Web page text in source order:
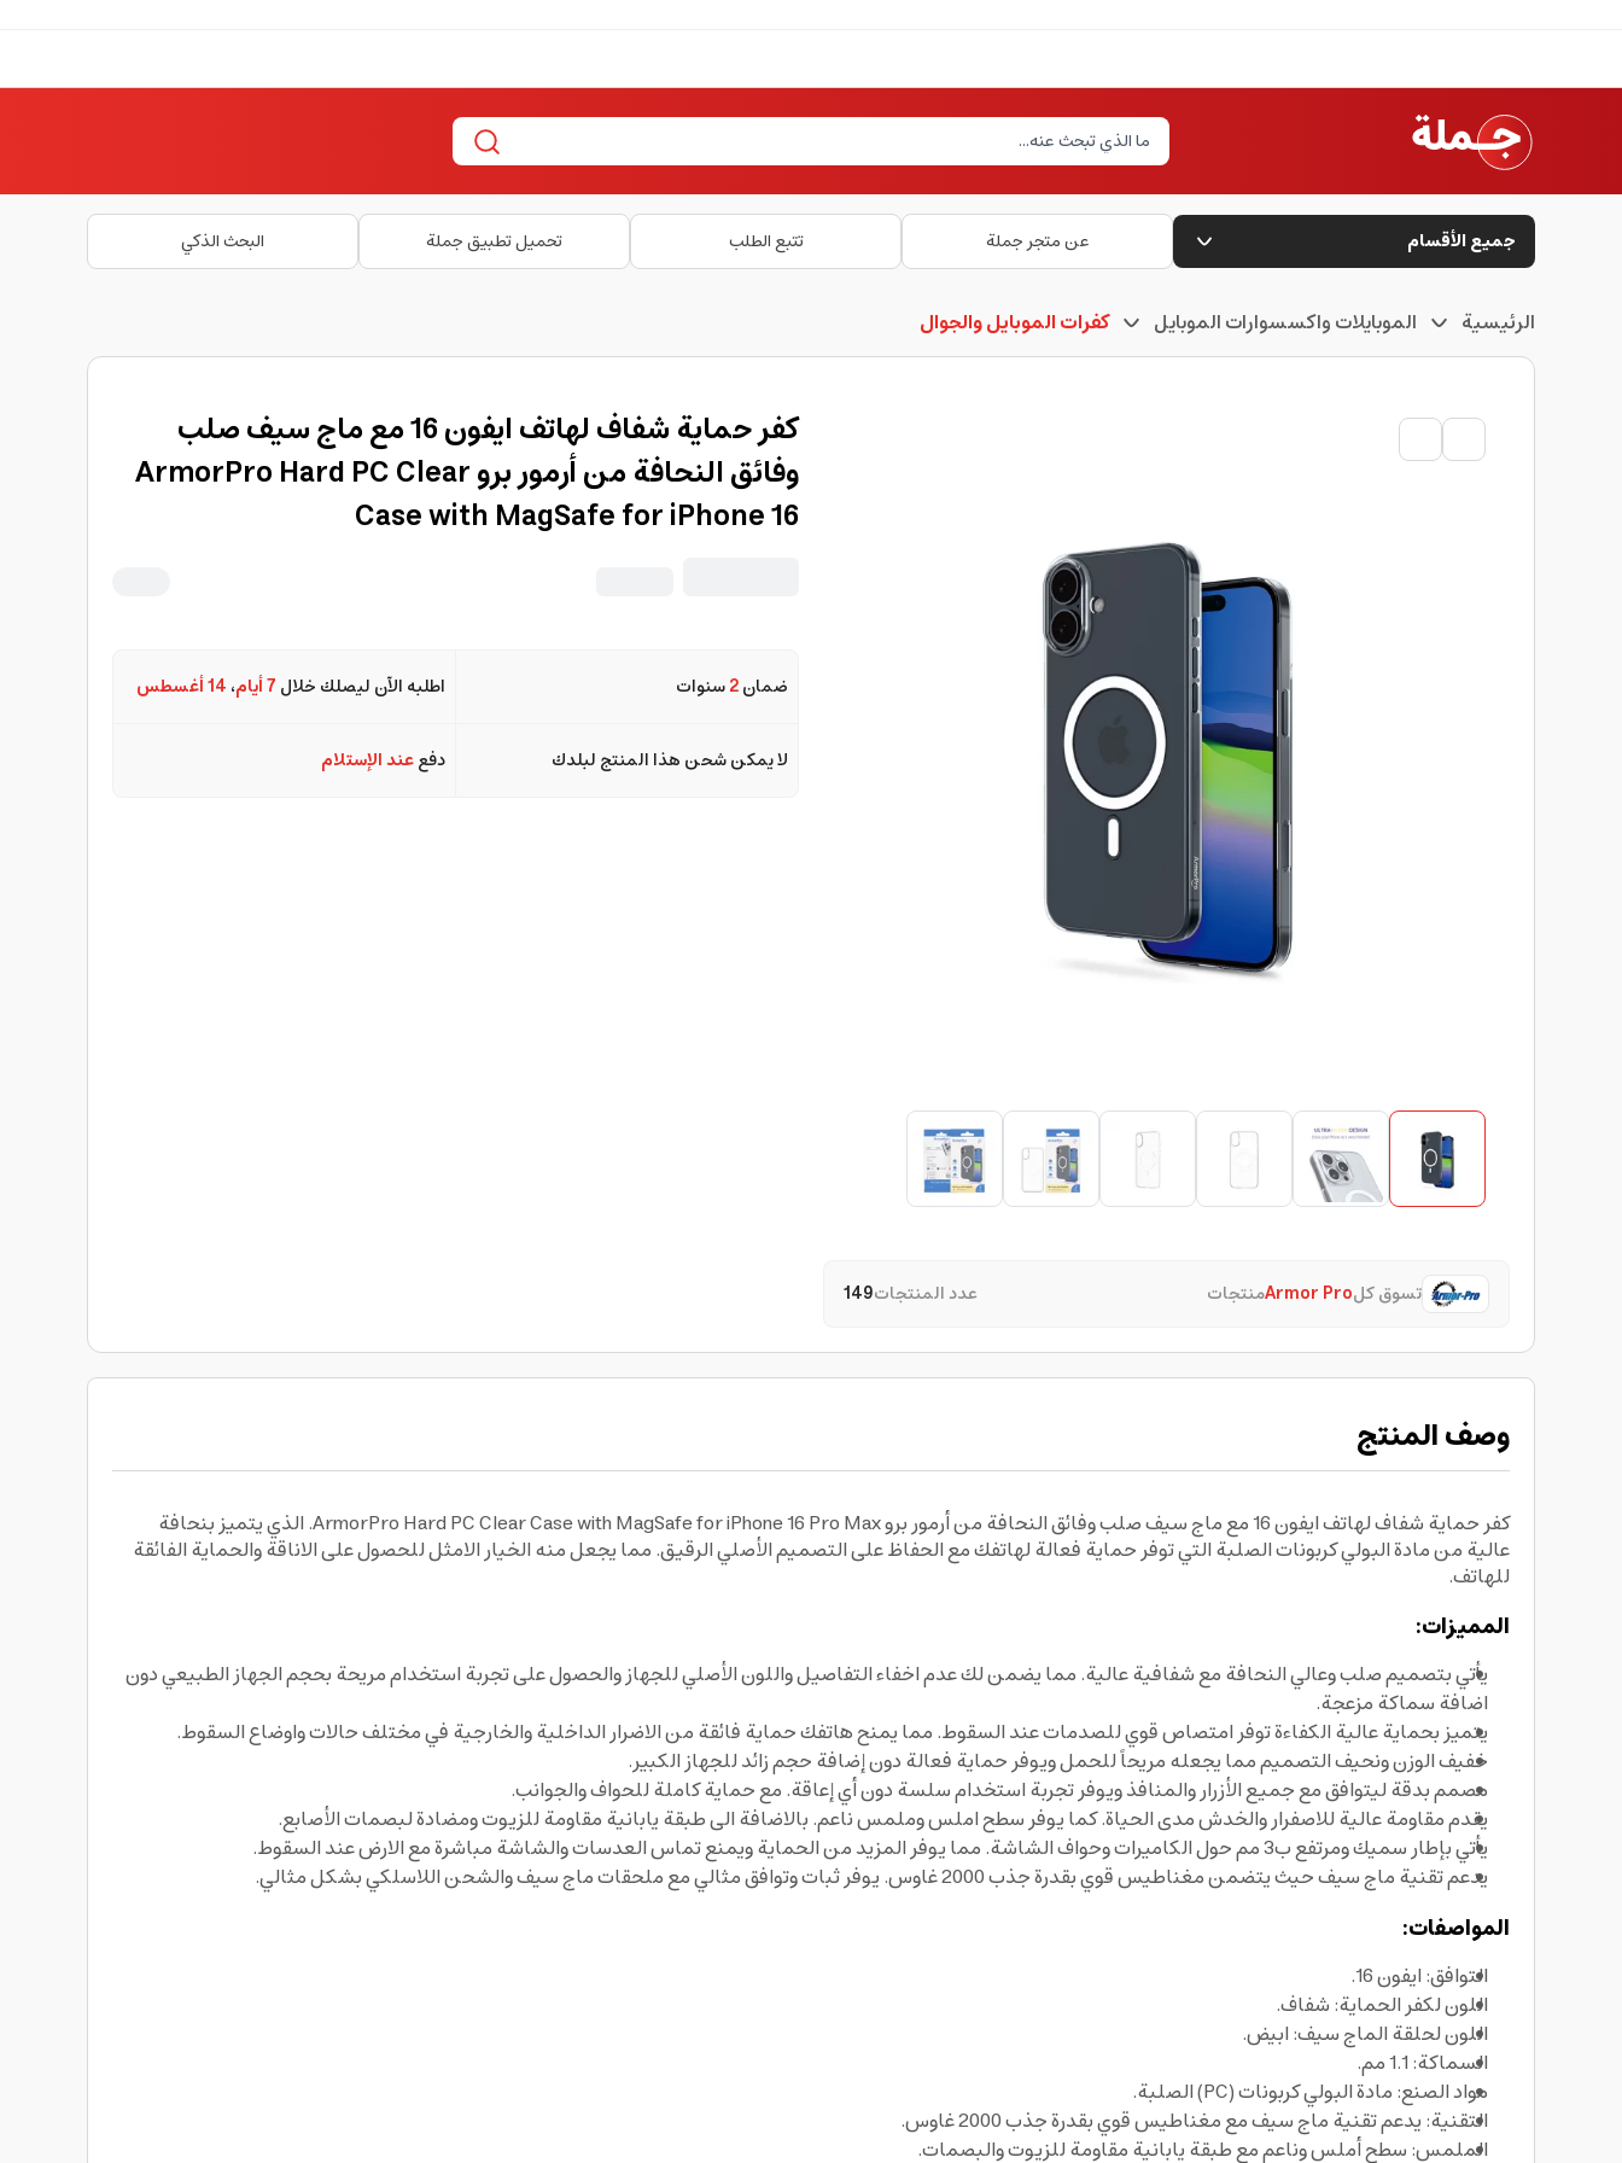
جميع الأقسام عن متجر جملة تتبع الطلب تحميل تطبيق جملة البحث الذكي
الرئيسية الموبايلات واكسسوارات الموبايل كفرات الموبايل والجوال
تسوق كلArmor Proمنتجات عدد المنتجات149
كفر حماية شفاف لهاتف ايفون 16 مع ماج سيف صلب
وفائق النحافة من أرمور برو ArmorPro Hard PC Clear
Case with MagSafe for iPhone 16
ضمان2سنوات اطلبه الآن ليصلك خلال 7 أيام ، 14 أغسطس
لا يمكن شحن هذا المنتج لبلدك دفععند الإستلام
وصف المنتج
كفر حماية شفاف لهاتف ايفون 16 مع ماج سيف صلب وفائق النحافة من أرمور برو ArmorPro Hard PC Clear Case with MagSafe for iPhone 16 Pro Max. الذي يتميز بنحافة
عالية من مادة البولي كربونات الصلبة التي توفر حماية فعالة لهاتفك مع الحفاظ على التصميم الأصلي الرقيق. مما يجعل منه الخيار الامثل للحصول على الاناقة والحماية الفائقة
للهاتف.
المميزات:
يأتي بتصميم صلب وعالي النحافة مع شفافية عالية. مما يضمن لك عدم اخفاء التفاصيل واللون الأصلي للجهاز والحصول على تجربة استخدام مريحة بحجم الجهاز الطبيعي دون
اضافة سماكة مزعجة.
يتميز بحماية عالية الكفاءة توفر امتصاص قوي للصدمات عند السقوط. مما يمنح هاتفك حماية فائقة من الاضرار الداخلية والخارجية في مختلف حالات واوضاع السقوط.
خفيف الوزن ونحيف التصميم مما يجعله مريحاً للحمل ويوفر حماية فعالة دون إضافة حجم زائد للجهاز الكبير.
مصمم بدقة ليتوافق مع جميع الأزرار والمنافذ ويوفر تجربة استخدام سلسة دون أي إعاقة. مع حماية كاملة للحواف والجوانب.
يقدم مقاومة عالية للاصفرار والخدش مدى الحياة. كما يوفر سطح املس وملمس ناعم. بالاضافة الى طبقة يابانية مقاومة للزيوت ومضادة لبصمات الأصابع.
يأتي بإطار سميك ومرتفع ب3 مم حول الكاميرات وحواف الشاشة. مما يوفر المزيد من الحماية ويمنع تماس العدسات والشاشة مباشرة مع الارض عند السقوط.
يدعم تقنية ماج سيف حيث يتضمن مغناطيس قوي بقدرة جذب 2000 غاوس. يوفر ثبات وتوافق مثالي مع ملحقات ماج سيف والشحن اللاسلكي بشكل مثالي.
المواصفات:
التوافق: ايفون 16.
اللون لكفر الحماية: شفاف.
اللون لحلقة الماج سيف: ابيض.
السماكة: 1.1 مم.
مواد الصنع: مادة البولي كربونات (PC) الصلبة.
التقنية: يدعم تقنية ماج سيف مع مغناطيس قوي بقدرة جذب 2000 غاوس.
الملمس: سطح أملس وناعم مع طبقة يابانية مقاومة للزيوت والبصمات.